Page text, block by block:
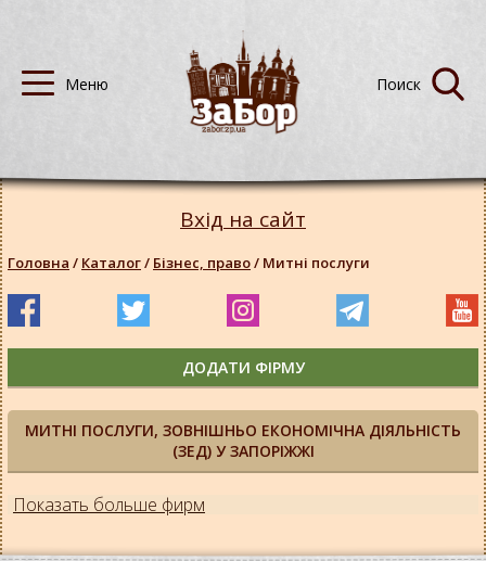
МИТНІ ПОСЛУГИ, ЗОВНІШНЬО ЕКОНОМІЧНА ДІЯЛЬНІСТЬ
(ЗЕД) У ЗАПОРІЖЖІ
Показать больше фирм
Вхід на сайт
Головна / Каталог/ Бізнес, право/ Митні послуги
ДОДАТИ ФІРМУ